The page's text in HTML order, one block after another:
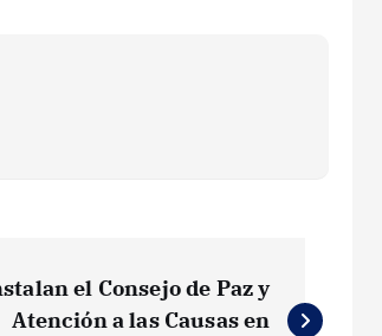
el Consejo de Paz y
Atención a las Causas en